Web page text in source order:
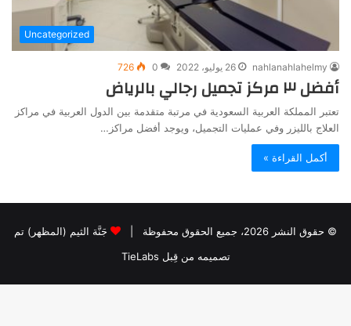
Uncategorized
nahlanahlahelmy 26 يوليو، 2022 0
726
أفضل ٣ مركز تجميل رجالي بالرياض
تعتبر المملكة العربية السعودية في مرتبة متقدمة بين الدول العربية في مراكز
العلاج بالليزر وفي عمليات التجميل، ويوجد أفضل مراكز…
أكمل القراءة »
© حقوق النشر 2026، جميع الحقوق محفوظة |
جَنَّة الثيم (المظهر) تم
تصميمه من قِبل TieLabs